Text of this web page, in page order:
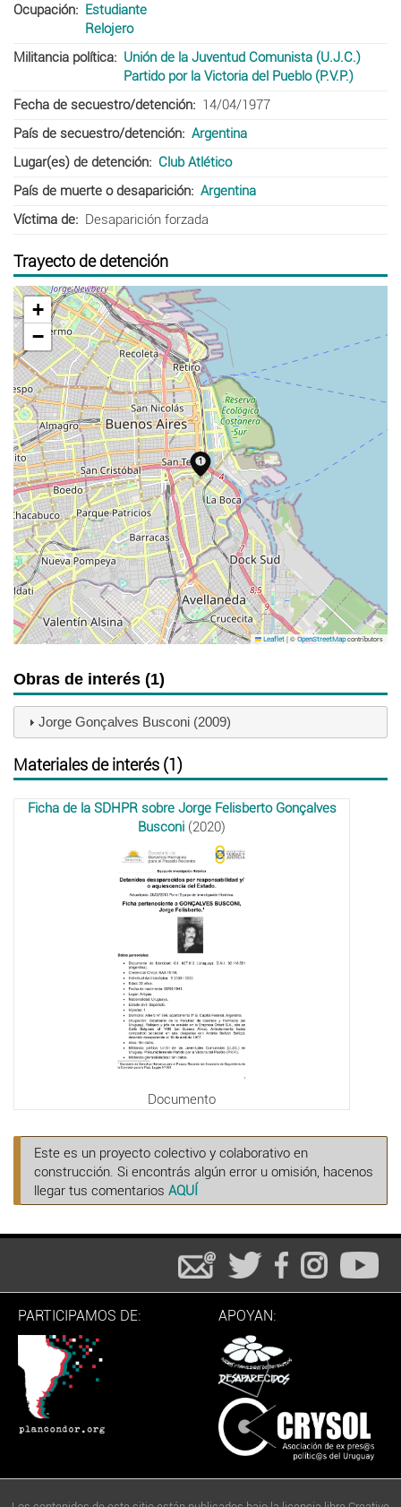
Ocupación
Estudiante
Relojero
Militancia política
Unión de la Juventud Comunista (U.J.C.)
Partido por la Victoria del Pueblo (P.V.P.)
Fecha de secuestro/detención
14/04/1977
País de secuestro/detención
Argentina
Lugar(es) de detención
Club Atlético
País de muerte o desaparición
Argentina
Víctima de
Desaparición forzada
Trayecto de detención
+
−
Leaflet |© OpenStreetMapcontributors
Obras de interés (1)
Jorge Gonçalves Busconi (2009)
Materiales de interés (1)
Ficha de la SDHPR sobre Jorge Felisberto Gonçalves
Busconi (2020)
Documento
Este es un proyecto colectivo y colaborativo en
construcción. Si encontrás algún error u omisión, hacenos
llegar tus comentarios AQUÍ
PARTICIPAMOS DE: APOYAN: